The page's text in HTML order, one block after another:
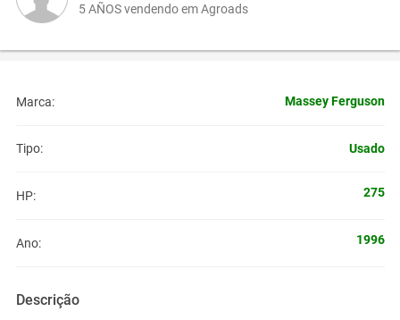
5 AÑOS vendendo em Agroads
Marca: Massey Ferguson
Tipo: Usado
HP: 275
Ano: 1996
Descrição